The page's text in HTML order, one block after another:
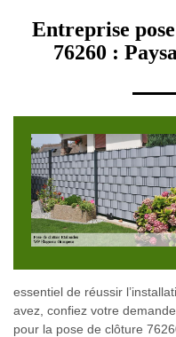
Entreprise
76260 :
essentiel de réussir
avez, confiez votre
pour la pose de clôture